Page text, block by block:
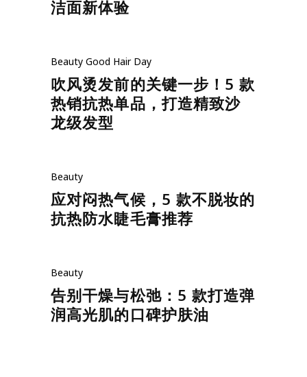
洁面新体验
Beauty Good Hair Day
吹风烫发前的关键一步！5 款
热销抗热单品，打造精致沙
龙级发型
Beauty
应对闷热气候，5 款不脱妆的
抗热防水睫毛膏推荐
Beauty
告别干燥与松弛：5 款打造弹
润高光肌的口碑护肤油